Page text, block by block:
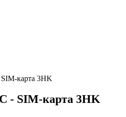
карта 3HK
- SIM-карта 3HK